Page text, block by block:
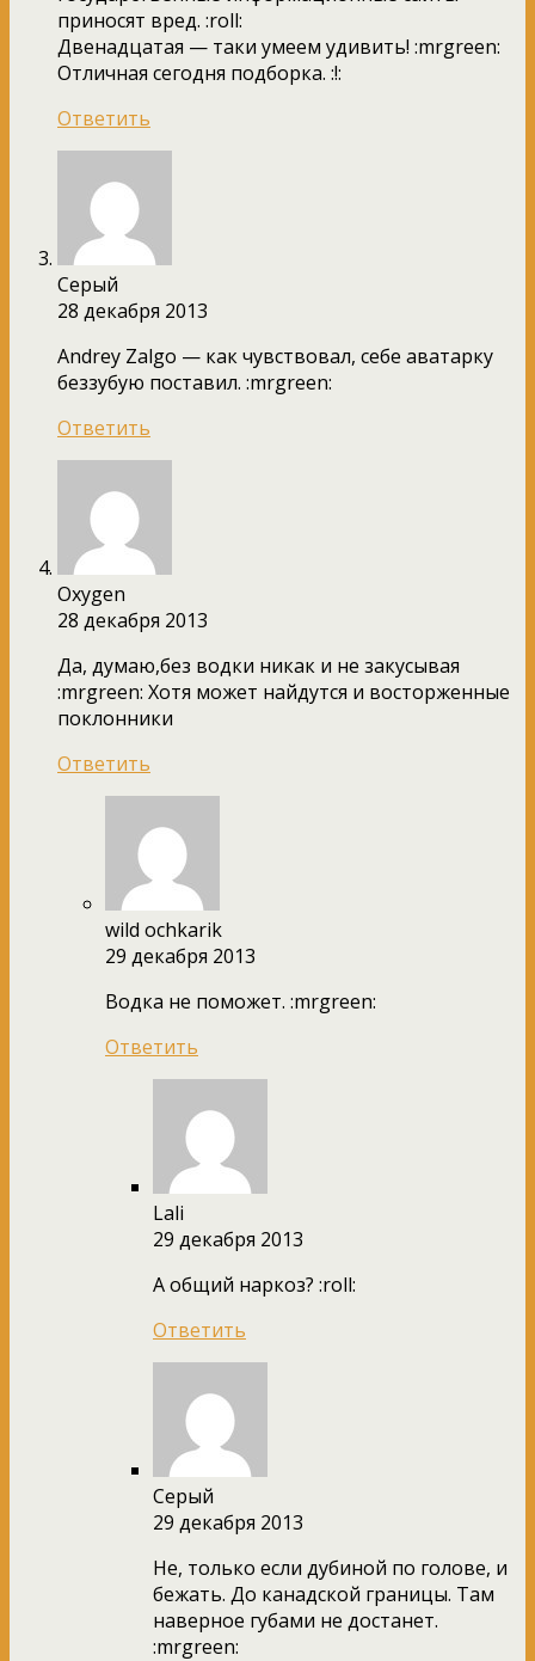
приносят вред. :roll:
Двенадцатая — таки умеем удивить! :mrgreen:
Отличная сегодня подборка. :!:
Ответить
Серый
28 декабря 2013
Andrey Zalgo — как чувствовал, себе аватарку
беззубую поставил. :mrgreen:
Ответить
Oxygen
28 декабря 2013
Да, думаю,без водки никак и не закусывая
:mrgreen: Хотя может найдутся и восторженные
поклонники
Ответить
wild ochkarik
29 декабря 2013
Водка не поможет. :mrgreen:
Ответить
Lali
29 декабря 2013
А общий наркоз? :roll:
Ответить
Серый
29 декабря 2013
Не, только если дубиной по голове, и
бежать. До канадской границы. Там
наверное губами не достанет.
:mrgreen: